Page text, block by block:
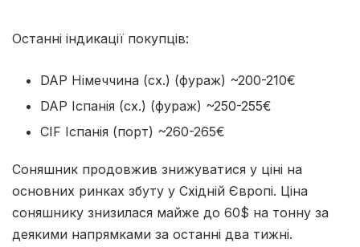
Останні індикації покупців:
DAP Німеччина (сх.) (фураж) ~200-210€
DAP Іспанія (сх.) (фураж) ~250-255€
CIF Іспанія (порт) ~260-265€
Соняшник продовжив знижуватися у ціні на
основних ринках збуту у Східній Європі. Ціна
соняшнику знизилася майже до 60$ на тонну за
деякими напрямками за останні два тижні.